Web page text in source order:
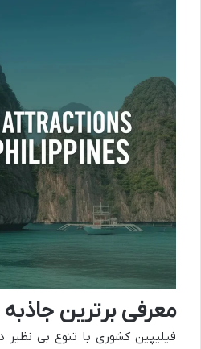
معرفی برترین
فیلیپین کشوری با تنوع بی